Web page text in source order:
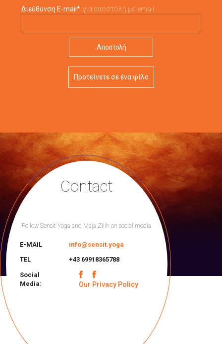
Διεύθυνση E-mail * για αποστολή με email
Προτείνετε σε ένα φίλο
Contact
Follow Sensit Yoga and Maja Zilih on social media
E-MAIL
info@sensit.yoga
TEL
+43 69918365788
Social
Media:
Our Privacy Policy